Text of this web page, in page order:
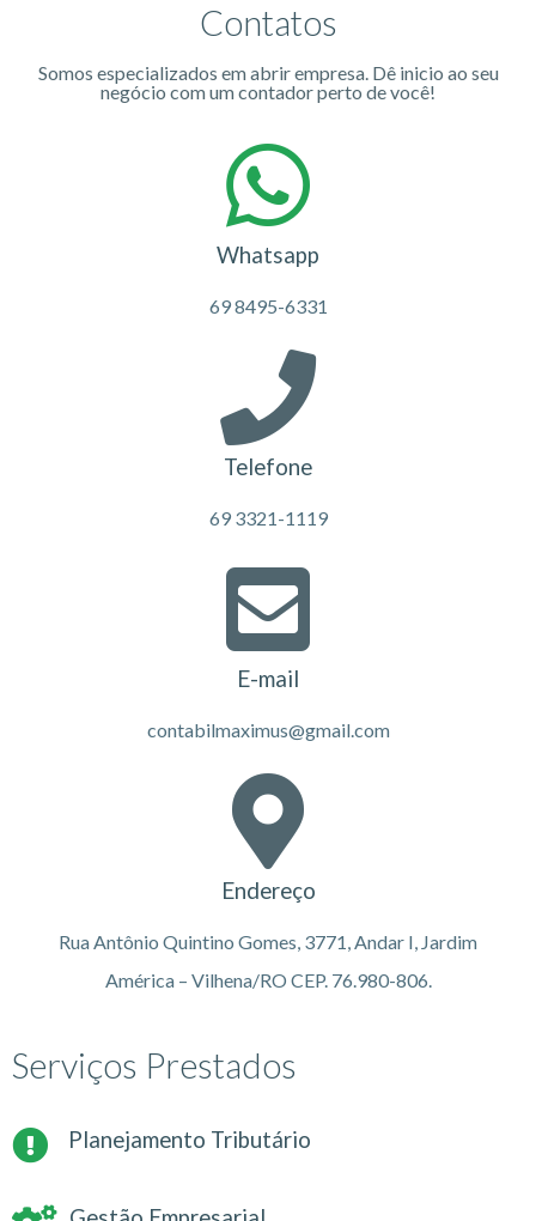
Contatos
Somos especializados em abrir empresa. Dê inicio ao seu
negócio com um contador perto de você!
Whatsapp
69 8495-6331
Telefone
69 3321-1119
E-mail
contabilmaximus@gmail.com
Endereço
Rua Antônio Quintino Gomes, 3771, Andar I, Jardim
América – Vilhena/RO CEP. 76.980-806.
Serviços Prestados
Planejamento Tributário